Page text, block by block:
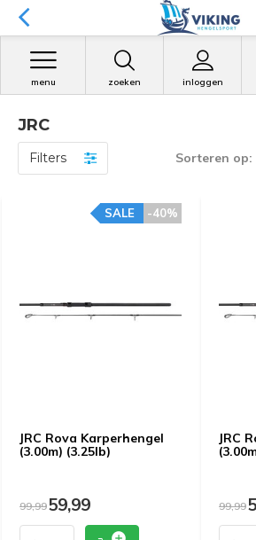
zoeken inloggen
menu
JRC
Filters Sorteren op:
JRC Rova Karperhengel
(3.00m) (3.25lb)
-40%
SALE
99,9959,99
JRC
99,99